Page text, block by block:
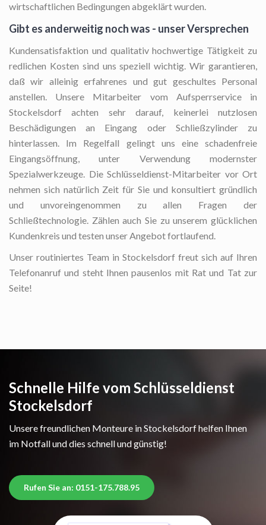
wirtschaftlichen Bedingungen abgeklärt wurden.
Gibt es anderweitig noch was - unser Versprechen
Kundensatisfaktion und qualitativ hochwertige Tätigkeit zu
redlichen Kosten sind uns speziell wichtig. Wir garantieren,
daß wir alleinig erfahrenes und gut geschultes Personal
anstellen. Unsere Mitarbeiter vom Aufsperrservice in
Stockelsdorf achten sehr darauf, keinerlei nutzlosen
Beschädigungen an Eingang oder Schließzylinder zu
hinterlassen. Im Regelfall gelingt uns eine schadenfreie
Eingangsöffnung, unter Verwendung modernster
Spezialwerkzeuge. Die Schlüsseldienst-Mitarbeiter vor Ort
nehmen sich natürlich Zeit für Sie und konsultiert gründlich
und unvoreingenommen zu allen Fragen der
Schließtechnologie. Zählen auch Sie zu unserem glücklichen
Kundenkreis und testen unser Angebot fortlaufend.
Unser routiniertes Team in Stockelsdorf freut sich auf Ihren
Telefonanruf und steht Ihnen pausenlos mit Rat und Tat zur
Seite!
Schnelle Hilfe vom Schlüsseldienst
Stockelsdorf
Unsere freundlichen Monteure in Stockelsdorf helfen Ihnen
im Notfall und dies schnell und günstig!
Rufen Sie an: 0151-175.788.95